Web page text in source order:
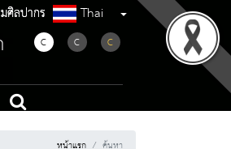
ศิลปากร
ศิลปากร Thai
C C C